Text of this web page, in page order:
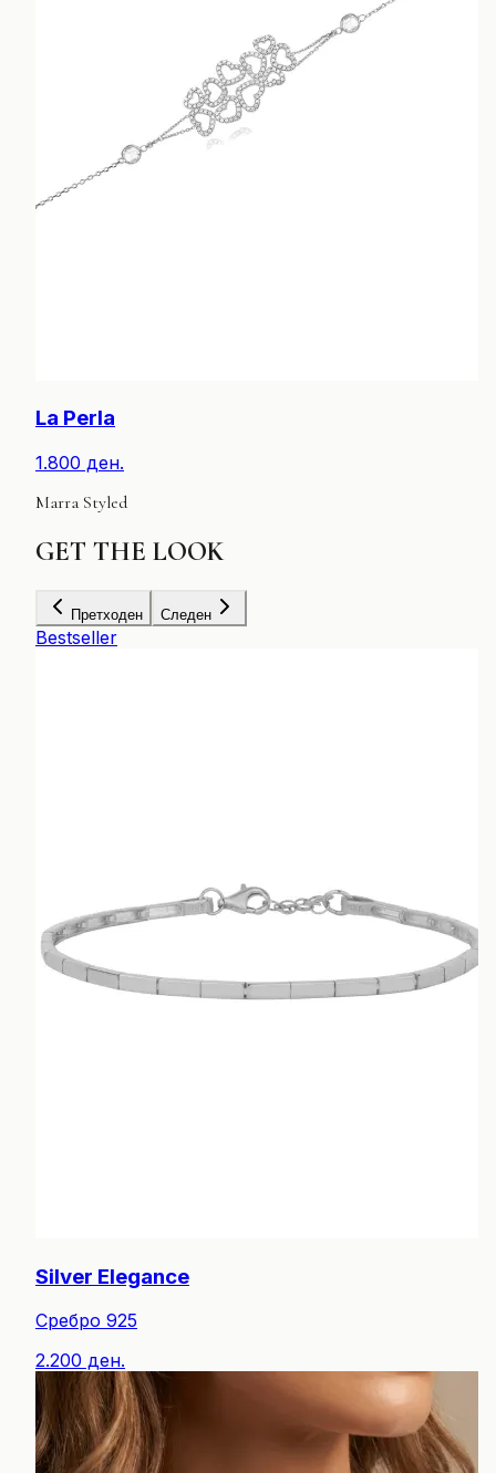
La Perla
1.800 ден.
Marra Styled
GET THE LOOK
Претходен Следен
Bestseller
Silver Elegance
Сребро 925
2.200 ден.